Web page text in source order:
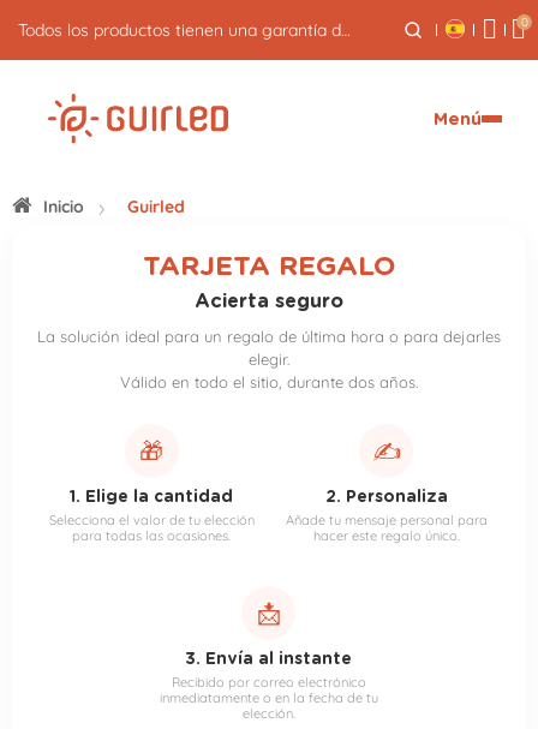
Todos los productos tienen una garantía de 3 años 0
Menú
Inicio Guirled
TARJETA REGALO
Acierta seguro
La solución ideal para un regalo de última hora o para dejarles
elegir.
Válido en todo el sitio, durante dos años.
🎁
1. Elige la cantidad
Selecciona el valor de tu elección
para todas las ocasiones.
✍️
2. Personaliza
Añade tu mensaje personal para
hacer este regalo único.
📩
3. Envía al instante
Recibido por correo electrónico
inmediatamente o en la fecha de tu
elección.